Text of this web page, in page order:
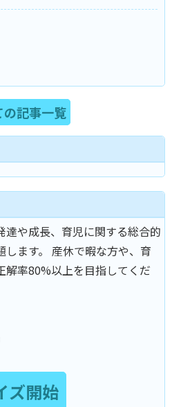
の記事一覧
や成長、育児に関する総合的
ます。 産休で暇な方や、育
解率80%以上を目指してくだ